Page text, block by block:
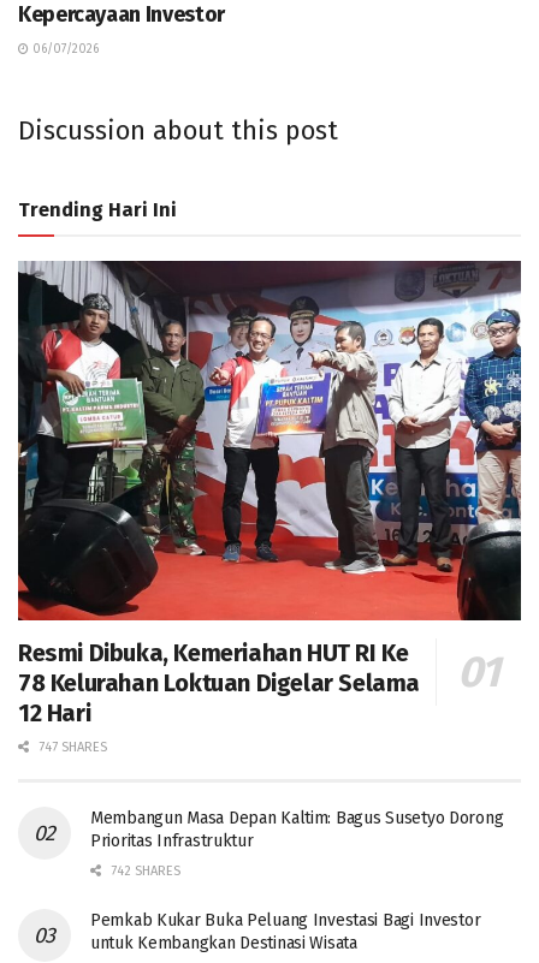
Kepercayaan Investor
06/07/2026
Discussion about this post
Trending Hari Ini
Resmi Dibuka, Kemeriahan HUT RI Ke
78 Kelurahan Loktuan Digelar Selama
12 Hari
747 SHARES
Membangun Masa Depan Kaltim: Bagus Susetyo Dorong
Prioritas Infrastruktur
742 SHARES
Pemkab Kukar Buka Peluang Investasi Bagi Investor
untuk Kembangkan Destinasi Wisata